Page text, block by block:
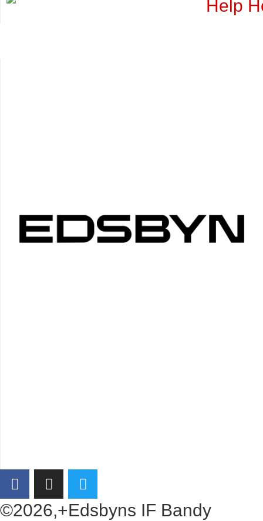
©2026,+Edsbyns IF Bandy